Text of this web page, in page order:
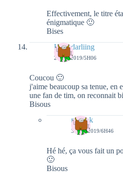
Effectivement, le titre
énigmatique 🙂
Bises
Hellodarliing
2 MAI 2019/5H06
Coucou 🙂
j'aime beaucoup sa tenue, en
une fan de tim, on reconnait
Bisous
natieak
3 MAI 2019/6H46
Hé hé, ça vous fait un
🙂
Bisous